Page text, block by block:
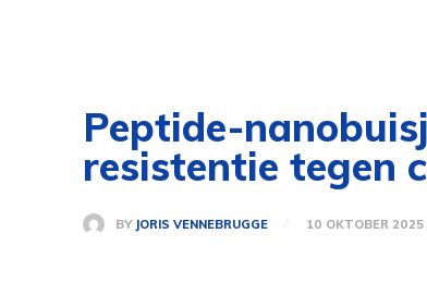
Peptide-
resistentie tegen
BY JORIS VENNEBRUGGE 10 OKTOBER 2025